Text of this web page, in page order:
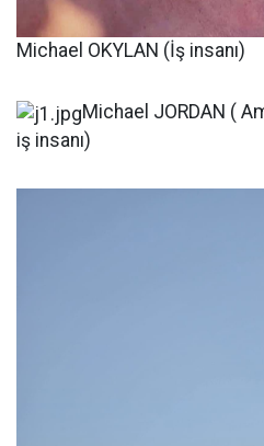
Michael OKYLAN (İş insanı)
Michael JORDAN (
iş insanı)